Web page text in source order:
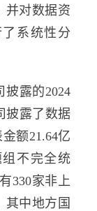
并对数据资
系统性分
露的2024
披露了数据
额21.64亿
不完全统
330家非上
其中地方国